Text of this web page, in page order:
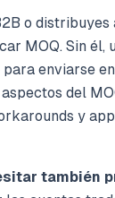
o
MOQ. Sin
enviarse
del
y
también